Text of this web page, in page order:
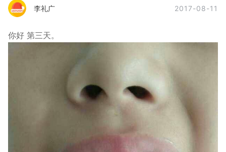
李礼广 2017-08-11
你好 第三天。